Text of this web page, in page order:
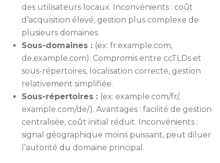
des utilisateurs locaux. Inconvénients : coût
d’acquisition élevé, gestion plus complexe de
plusieurs domaines.
Sous-domaines : (ex: fr.example.com,
de.example.com). Compromis entre ccTLDs et
sous-répertoires, localisation correcte, gestion
relativement simplifiée.
Sous-répertoires : (ex: example.com/fr/,
example.com/de/). Avantages : facilité de gestion
centralisée, coût initial réduit. Inconvénients :
signal géographique moins puissant, peut diluer
l’autorité du domaine principal.